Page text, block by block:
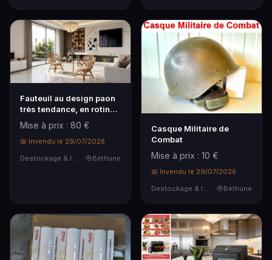
Fauteuil au design paon
très tendance, en rotin
naturel, avec coussin
d'assise blanc, adapté
intérieur/extérieur, emp...
Mise à prix : 80 €
📅 Invendu le 29/07/2026
Destockage & Invendus
Béthune
Casque Militaire de
Combat
Mise à prix : 10 €
📅 Invendu le 29/07/2026
Destockage & Invendus
Béthune